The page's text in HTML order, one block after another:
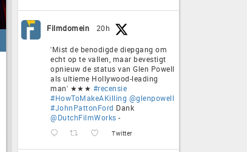
Filmdomein 20h
'Mist de benodigde diepgang om
echt op te vallen, maar bevestigt
opnieuw de status van Glen Powell
als ultieme Hollywood-leading
man' ★★★ #recensie
#HowToMakeAKilling @glenpowell
#JohnPattonFord Dank
@DutchFilmWorks -
Twitter